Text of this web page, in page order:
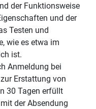
der Funktionsweise
und der
Testen und
wie es etwa im
ist.
Anmeldung bei
Erstattung von
30 Tagen erfüllt
der Absendung